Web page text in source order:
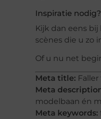
Inspiratie nodig?
Kijk dan eens
scènes die u zo
Of u nu net
Meta title:
Meta
modelbaan én
Meta keywords: